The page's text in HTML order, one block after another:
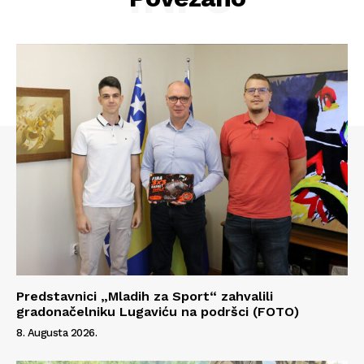
Predstavnici „Mladih za Sport“ zahvalili
gradonačelniku Lugaviću na podršci (FOTO)
8. Augusta 2026.